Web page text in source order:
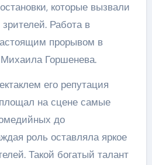
которые вызвали
Работа в
прорывом в
Михаила Горшенева.
его репутация
на сцене самые
до
роль оставляла яркое
Такой богатый талант